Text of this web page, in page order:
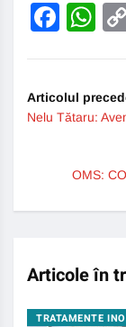
Articolul
Nelu Tătaru:
OMS:
Articole în
TRATAMENTE